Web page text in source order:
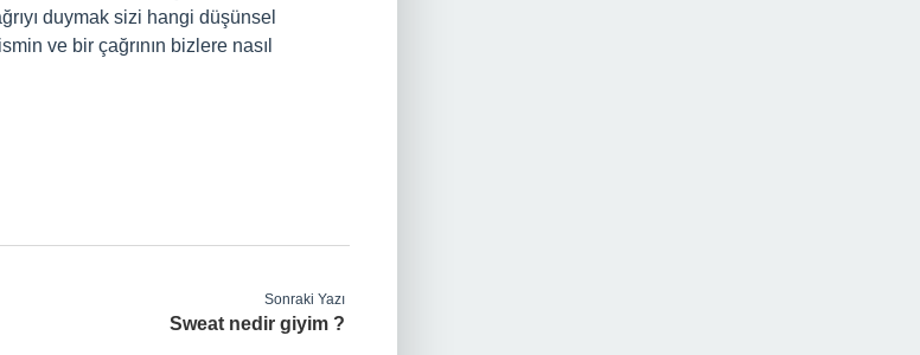
duymak sizi hangi düşünsel
ve bir çağrının bizlere nasıl
Sonraki Yazı
Sweat nedir giyim ?